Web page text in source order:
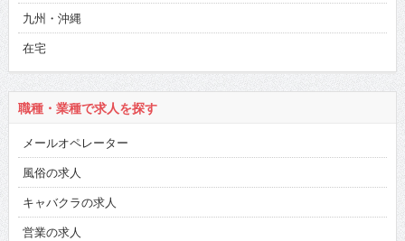
九州・沖縄
在宅
職種・業種で求人を探す
メールオペレーター
風俗の求人
キャバクラの求人
営業の求人